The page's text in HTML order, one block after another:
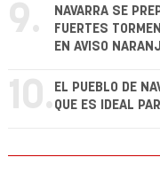
9.
NAVARRA SE
FUERTES
EN AVISO
10. EL PUEBLO DE
QUE ES IDEAL